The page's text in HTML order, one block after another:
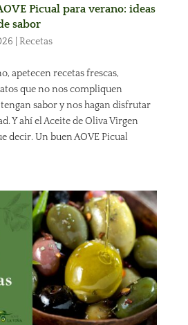
Picual para verano: ideas
sabor
Recetas
apetecen recetas frescas,
que no nos compliquen
sabor y nos hagan disfrutar
Y ahí el Aceite de Oliva Virgen
decir. Un buen AOVE Picual